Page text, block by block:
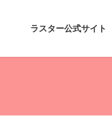
ラスター公式サイト